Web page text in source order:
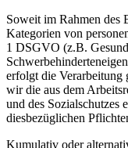
Soweit im Rahmen des
Kategorien von
1 DSGVO (z.B.
erfolgt die
wir die aus dem
und des Sozialschutzes
diesbezüglichen
Kumulativ oder